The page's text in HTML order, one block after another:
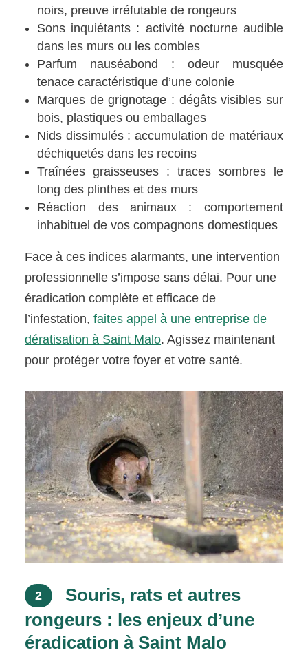
noirs, preuve irréfutable de rongeurs
Sons inquiétants : activité nocturne audible
dans les murs ou les combles
Parfum nauséabond : odeur musquée
tenace caractéristique d’une colonie
Marques de grignotage : dégâts visibles sur
bois, plastiques ou emballages
Nids dissimulés : accumulation de matériaux
déchiquetés dans les recoins
Traînées graisseuses : traces sombres le
long des plinthes et des murs
Réaction des animaux : comportement
inhabituel de vos compagnons domestiques
Face à ces indices alarmants, une intervention
professionnelle s’impose sans délai. Pour une
éradication complète et efficace de
l’infestation,faites appel à une entreprise de
dératisation à Saint Malo. Agissez maintenant
pour protéger votre foyer et votre santé.
2
Souris, rats et autres
rongeurs : les enjeux d’une
éradication à Saint Malo